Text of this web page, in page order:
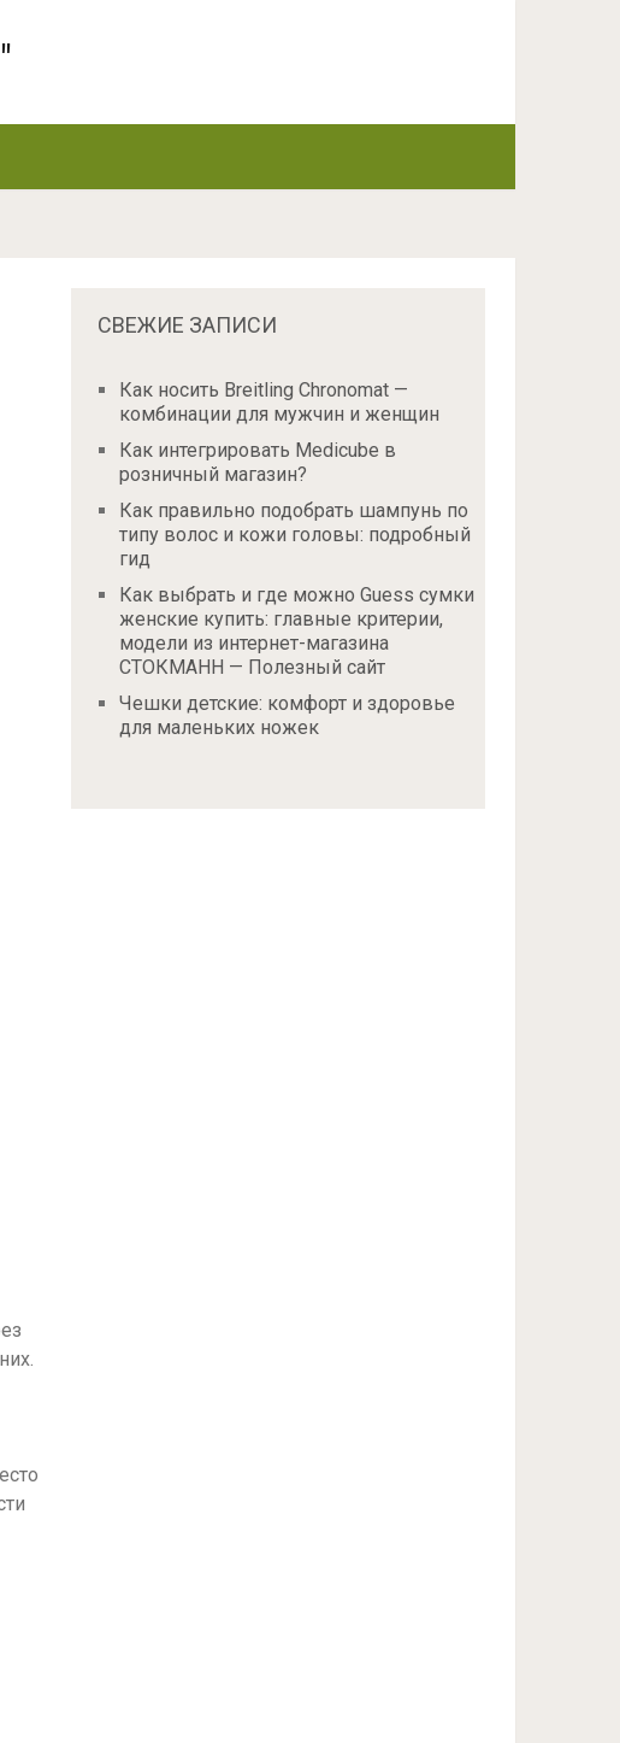
СВЕЖИЕ ЗАПИСИ
Как носить Breitling Chronomat —
комбинации для мужчин и женщин
Как интегрировать Medicube в
розничный магазин?
Как правильно подобрать шампунь по
типу волос и кожи головы: подробный
гид
Как выбрать и где можно Guess сумки
женские купить: главные критерии,
модели из интернет-магазина
СТОКМАНН — Полезный сайт
Чешки детские: комфорт и здоровье
для маленьких ножек